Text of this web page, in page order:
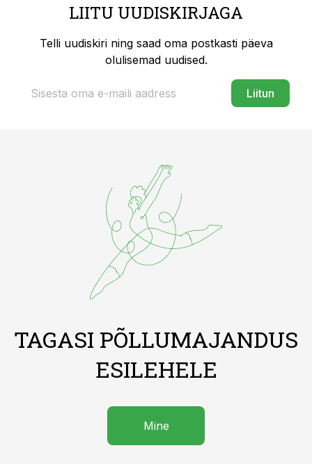
LIITU UUDISKIRJAGA
Telli uudiskiri ning saad oma postkasti päeva
olulisemad uudised.
Liitun
TAGASI PÕLLUMAJANDUS
ESILEHELE
Mine